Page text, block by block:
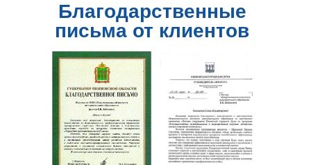
Благодарственные
письма от клиентов